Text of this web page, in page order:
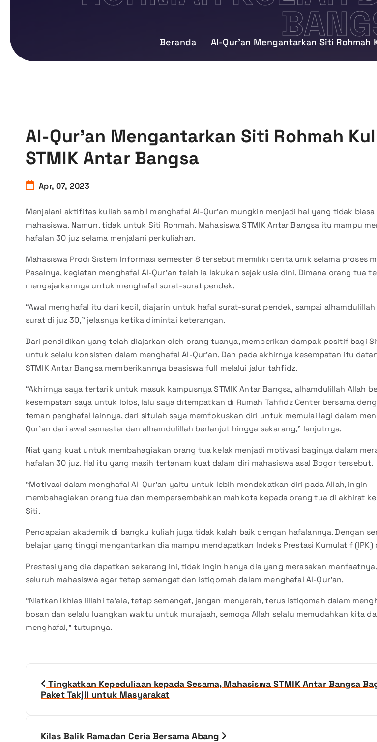
Beranda Al-Qur’an Mengantarkan Siti Rohmah
Al-Qur’an Mengantarkan Siti Rohmah
STMIK Antar Bangsa
Apr, 07, 2023
Menjalani aktifitas kuliah sambil menghafal Al-Qur’an mungkin menjadi hal yang tidak biasa
mahasiswa. Namun, tidak untuk Siti Rohmah. Mahasiswa STMIK Antar Bangsa itu mampu
hafalan 30 juz selama menjalani perkuliahan.
Mahasiswa Prodi Sistem Informasi semester 8 tersebut memiliki cerita unik selama proses
Pasalnya, kegiatan menghafal Al-Qur’an telah ia lakukan sejak usia dini. Dimana orang tua
mengajarkannya untuk menghafal surat-surat pendek.
“Awal menghafal itu dari kecil, diajarin untuk hafal surat-surat pendek, sampai alhamdulillah
surat di juz 30,” jelasnya ketika dimintai keterangan.
Dari pendidikan yang telah diajarkan oleh orang tuanya, memberikan dampak positif bagi
untuk selalu konsisten dalam menghafal Al-Qur’an. Dan pada akhirnya kesempatan itu
STMIK Antar Bangsa memberikannya beasiswa full melalui jalur tahfidz.
“Akhirnya saya tertarik untuk masuk kampusnya STMIK Antar Bangsa, alhamdulillah Allah
kesempatan saya untuk lolos, lalu saya ditempatkan di Rumah Tahfidz Center bersama
teman penghafal lainnya, dari situlah saya memfokuskan diri untuk memulai lagi dalam
Qur’an dari awal semester dan alhamdulillah berlanjut hingga sekarang,” lanjutnya.
Niat yang kuat untuk membahagiakan orang tua kelak menjadi motivasi baginya dalam
hafalan 30 juz. Hal itu yang masih tertanam kuat dalam diri mahasiswa asal Bogor tersebut.
“Motivasi dalam menghafal Al-Qur’an yaitu untuk lebih mendekatkan diri pada Allah, ingin
membahagiakan orang tua dan mempersembahkan mahkota kepada orang tua di akhirat
Siti.
Pencapaian akademik di bangku kuliah juga tidak kalah baik dengan hafalannya. Dengan
belajar yang tinggi mengantarkan dia mampu mendapatkan Indeks Prestasi Kumulatif (IPK)
Prestasi yang dia dapatkan sekarang ini, tidak ingin hanya dia yang merasakan
seluruh mahasiswa agar tetap semangat dan istiqomah dalam menghafal Al-Qur’an.
“Niatkan ikhlas lillahi ta’ala, tetap semangat, jangan menyerah, terus istiqomah dalam
bosan dan selalu luangkan waktu untuk murajaah, semoga Allah selalu memudahkan kita
menghafal,” tutupnya.
Tingkatkan Kepeduliaan kepada Sesama, Mahasiswa STMIK Antar Bangsa
Paket Takjil untuk Masyarakat
Kilas Balik Ramadan Ceria Bersama Abang